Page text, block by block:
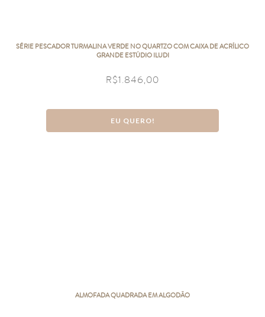
SÉRIE PESCADOR TURMALINA VERDE NO QUARTZO COM CAIXA DE ACRÍLICO
GRANDE ESTÚDIO ILUDI
R$1.846,00
EU QUERO!
ALMOFADA QUADRADA EM ALGODÃO